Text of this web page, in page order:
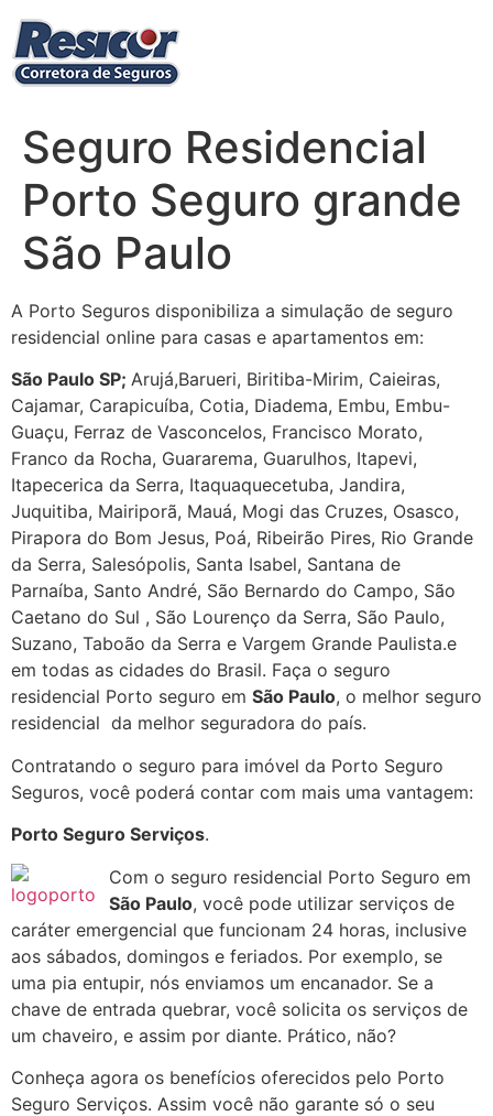
para
conteúdo
Seguro Residencial
Porto Seguro grande
São Paulo
A Porto Seguros disponibiliza a simulação de seguro
residencial online para casas e apartamentos em:
São Paulo SP; Arujá,Barueri, Biritiba-Mirim, Caieiras,
Cajamar, Carapicuíba, Cotia, Diadema, Embu, Embu-
Guaçu, Ferraz de Vasconcelos, Francisco Morato,
Franco da Rocha, Guararema, Guarulhos, Itapevi,
Itapecerica da Serra, Itaquaquecetuba, Jandira,
Juquitiba, Mairiporã, Mauá, Mogi das Cruzes, Osasco,
Pirapora do Bom Jesus, Poá, Ribeirão Pires, Rio Grande
da Serra, Salesópolis, Santa Isabel, Santana de
Parnaíba, Santo André, São Bernardo do Campo, São
Caetano do Sul , São Lourenço da Serra, São Paulo,
Suzano, Taboão da Serra e Vargem Grande Paulista.e
em todas as cidades do Brasil. Faça o seguro
residencial Porto seguro em São Paulo, o melhor seguro
residencial da melhor seguradora do país.
Contratando o seguro para imóvel da Porto Seguro
Seguros, você poderá contar com mais uma vantagem:
Porto Seguro Serviços.
Com o seguro residencial Porto Seguro em
São Paulo, você pode utilizar serviços de
caráter emergencial que funcionam 24 horas, inclusive
aos sábados, domingos e feriados. Por exemplo, se
uma pia entupir, nós enviamos um encanador. Se a
chave de entrada quebrar, você solicita os serviços de
um chaveiro, e assim por diante. Prático, não?
Conheça agora os benefícios oferecidos pelo Porto
Seguro Serviços. Assim você não garante só o seu